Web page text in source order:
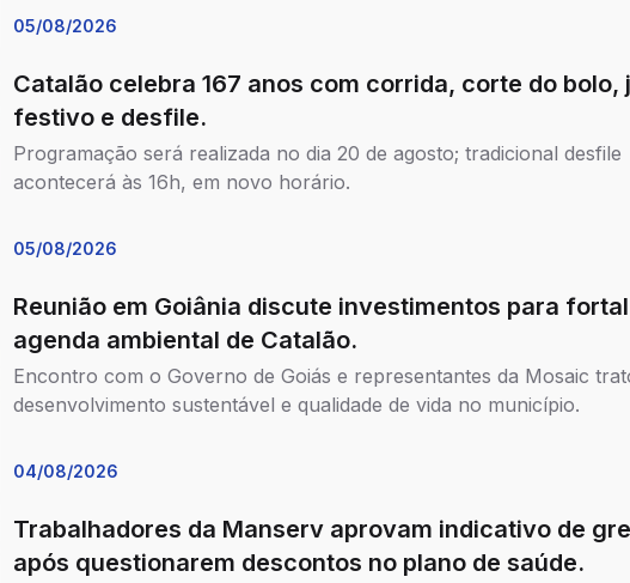
05/08/2026
Catalão celebra 167 anos com corrida, corte do bolo,
festivo e desfile.
Programação será realizada no dia 20 de agosto; tradicional desfile
acontecerá às 16h, em novo horário.
05/08/2026
Reunião em Goiânia discute investimentos para
agenda ambiental de Catalão.
Encontro com o Governo de Goiás e representantes da Mosaic
desenvolvimento sustentável e qualidade de vida no município.
04/08/2026
Trabalhadores da Manserv aprovam indicativo de
após questionarem descontos no plano de saúde.